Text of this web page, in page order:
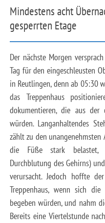
Mindestens acht
gesperrten Etage
Der nächste Morgen
Tag für den eingeschleusten
in Reutlingen, denn ab 05:30
das Treppenhaus
dokumentieren, die aus der
würden. Langanhaltendes
zählt zu den unangenehmsten
die Füße stark belastet,
Durchblutung des Gehirns)
verursacht. Jedoch hoffte
Treppenhaus, wenn sich
begeben würden, und nahm
Bereits eine Viertelstunde